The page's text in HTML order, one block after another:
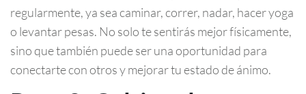
regularmente, ya sea caminar, correr, nadar, hacer yoga
o levantar pesas. No solo te sentirás mejor físicamente,
sino que también puede ser una oportunidad para
conectarte con otros y mejorar tu estado de ánimo.